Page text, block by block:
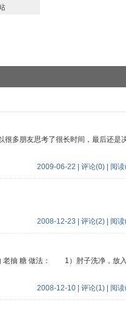
很多朋友思考了很长时间，最后还是
2009-06-22 | 评论(0) | 阅
2008-12-23 | 评论(2) | 阅
老抽 糖 做法： 1）肘子洗净，放
2008-12-10 | 评论(1) | 阅